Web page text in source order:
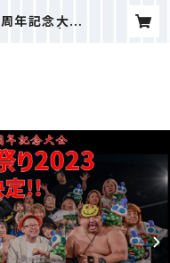
年記念大会